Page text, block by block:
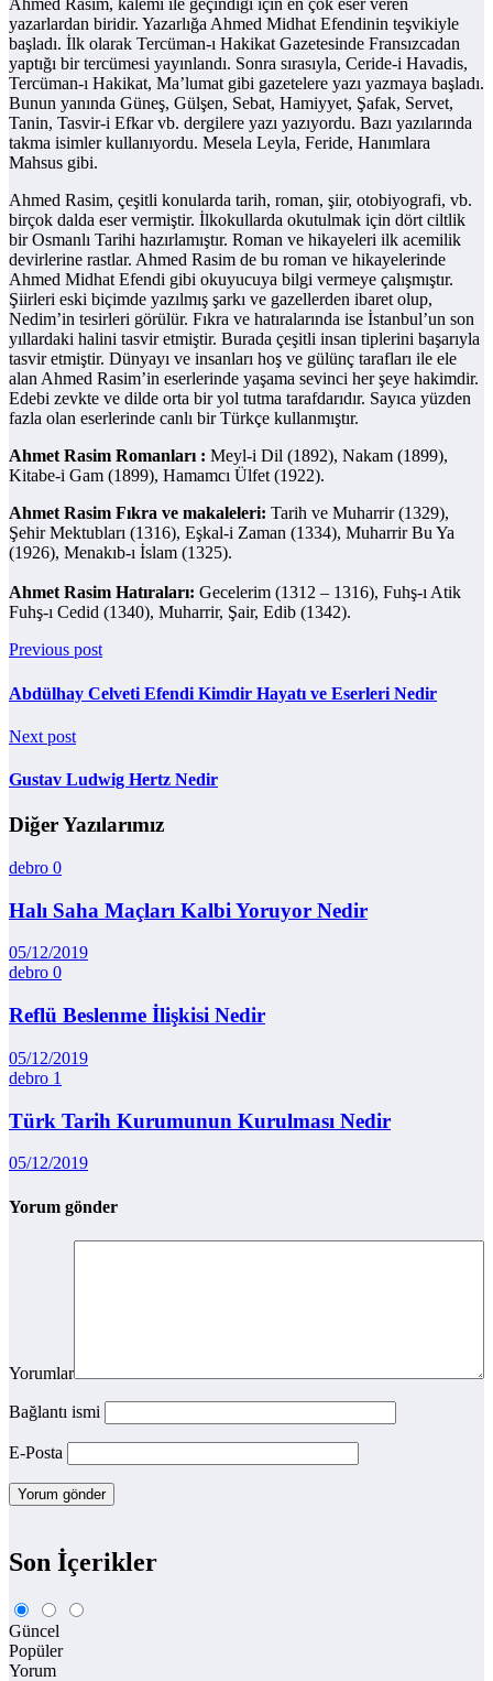
Ahmed Rasim, kalemi ile geçindiği için en çok eser veren
yazarlardan biridir. Yazarlığa Ahmed Midhat Efendinin teşvikiyle
başladı. İlk olarak Tercüman-ı Hakikat Gazetesinde Fransızcadan
yaptığı bir tercümesi yayınlandı. Sonra sırasıyla, Ceride-i Havadis,
Tercüman-ı Hakikat, Ma’lumat gibi gazetelere yazı yazmaya başladı.
Bunun yanında Güneş, Gülşen, Sebat, Hamiyyet, Şafak, Servet,
Tanin, Tasvir-i Efkar vb. dergilere yazı yazıyordu. Bazı yazılarında
takma isimler kullanıyordu. Mesela Leyla, Feride, Hanımlara
Mahsus gibi.
Ahmed Rasim, çeşitli konularda tarih, roman, şiir, otobiyografi, vb.
birçok dalda eser vermiştir. İlkokullarda okutulmak için dört ciltlik
bir Osmanlı Tarihi hazırlamıştır. Roman ve hikayeleri ilk acemilik
devirlerine rastlar. Ahmed Rasim de bu roman ve hikayelerinde
Ahmed Midhat Efendi gibi okuyucuya bilgi vermeye çalışmıştır.
Şiirleri eski biçimde yazılmış şarkı ve gazellerden ibaret olup,
Nedim’in tesirleri görülür. Fıkra ve hatıralarında ise İstanbul’un son
yıllardaki halini tasvir etmiştir. Burada çeşitli insan tiplerini başarıyla
tasvir etmiştir. Dünyayı ve insanları hoş ve gülünç tarafları ile ele
alan Ahmed Rasim’in eserlerinde yaşama sevinci her şeye hakimdir.
Edebi zevkte ve dilde orta bir yol tutma tarafdarıdır. Sayıca yüzden
fazla olan eserlerinde canlı bir Türkçe kullanmıştır.
Ahmet Rasim Romanları : Meyl-i Dil (1892), Nakam (1899),
Kitabe-i Gam (1899), Hamamcı Ülfet (1922).
Ahmet Rasim Fıkra ve makaleleri: Tarih ve Muharrir (1329),
Şehir Mektubları (1316), Eşkal-i Zaman (1334), Muharrir Bu Ya
(1926), Menakıb-ı İslam (1325).
Ahmet Rasim Hatıraları: Gecelerim (1312 – 1316), Fuhş-ı Atik
Fuhş-ı Cedid (1340), Muharrir, Şair, Edib (1342).
Previous post
Abdülhay Celveti Efendi Kimdir Hayatı ve Eserleri Nedir
Next post
Gustav Ludwig Hertz Nedir
Diğer Yazılarımız
debro 0
Halı Saha Maçları Kalbi Yoruyor Nedir
05/12/2019
debro 0
Reflü Beslenme İlişkisi Nedir
05/12/2019
debro 1
Türk Tarih Kurumunun Kurulması Nedir
05/12/2019
Yorum gönder
Yorumlar
Bağlantı ismi
E-Posta
Son İçerikler
Güncel
Popüler
Yorum